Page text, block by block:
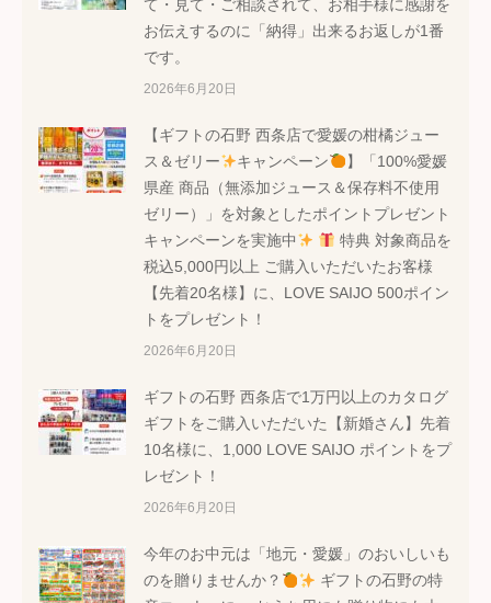
て・見て・ご相談されて、お相手様に感謝を
お伝えするのに「納得」出来るお返しが1番
です。
2026年6月20日
【ギフトの石野 西条店で愛媛の柑橘ジュー
ス＆ゼリー
キャンペーン
】「100%愛媛
県産 商品（無添加ジュース＆保存料不使用
ゼリー）」を対象としたポイントプレゼント
キャンペーンを実施中
特典 対象商品を
税込5,000円以上 ご購入いただいたお客様
【先着20名様】に、LOVE SAIJO 500ポイン
トをプレゼント！
2026年6月20日
ギフトの石野 西条店で1万円以上のカタログ
ギフトをご購入いただいた【新婚さん】先着
10名様に、1,000 LOVE SAIJO ポイントをプ
レゼント！
2026年6月20日
今年のお中元は「地元・愛媛」のおいしいも
のを贈りませんか？
ギフトの石野の特